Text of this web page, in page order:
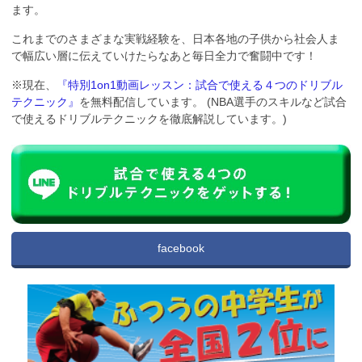
ます。
これまでのさまざまな実戦経験を、日本各地の子供から社会人ま
で幅広い層に伝えていけたらなあと毎日全力で奮闘中です！
※現在、
『特別1on1動画レッスン：試合で使える４つのドリブル
テクニック』 を無料配信しています。 (NBA選手のスキルなど試合
で使えるドリブルテクニックを徹底解説しています。)
facebook